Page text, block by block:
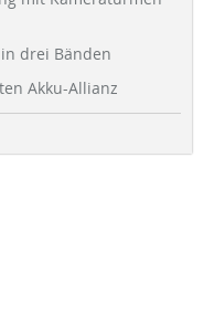
drei Bänden
Akku-Allianz